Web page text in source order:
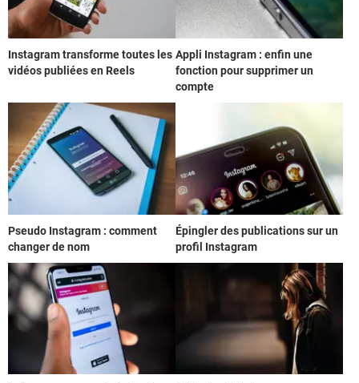
Instagram transforme toutes les
vidéos publiées en Reels
Appli Instagram : enfin une
fonction pour supprimer un
compte
Pseudo Instagram : comment
changer de nom
Épingler des publications sur un
profil Instagram